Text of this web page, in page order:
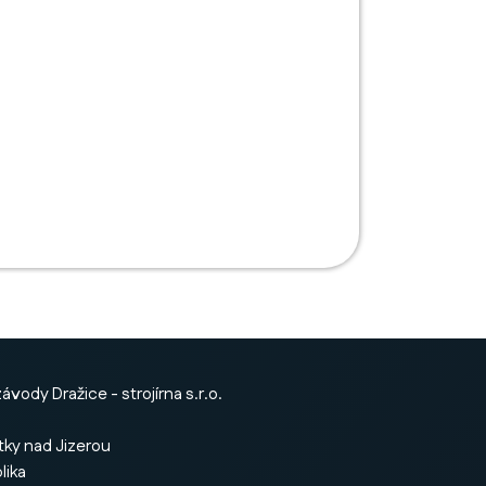
Dražice - strojírna s.r.o.
nad Jizerou